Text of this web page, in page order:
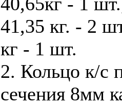
41,35 кг. - 2
кг - 1 шт.
2. Кольцо к/с
сечения 8мм